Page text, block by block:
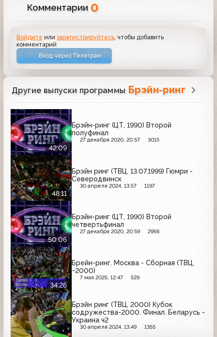
Комментарии 0
Войдите илизарегистрируйтесь , чтобы добавить
комментарий
Вход через Телеграм
Другие выпуски программы Брэйн-ринг
42:09
Брэйн-ринг (ЦТ, 1990) Второй
полуфинал
27 декабря 2020, 20:57 3015
48:11
Брэйн ринг (ТВЦ, 13.07.1999) Гюмри -
Северодвинск
30 апреля 2024, 13:57 1197
50:06
Брэйн-ринг (ЦТ, 1990) Второй
четвертьфинал
27 декабря 2020, 20:59 2956
34:26
Брейн-ринг. Москва - Сборная (ТВЦ,
~2000)
7 мая 2025, 12:47 529
Брэйн ринг (ТВЦ, 2000) Кубок
содружества-2000. Финал. Беларусь -
Украина ч2
30 апреля 2024, 13:49 1355